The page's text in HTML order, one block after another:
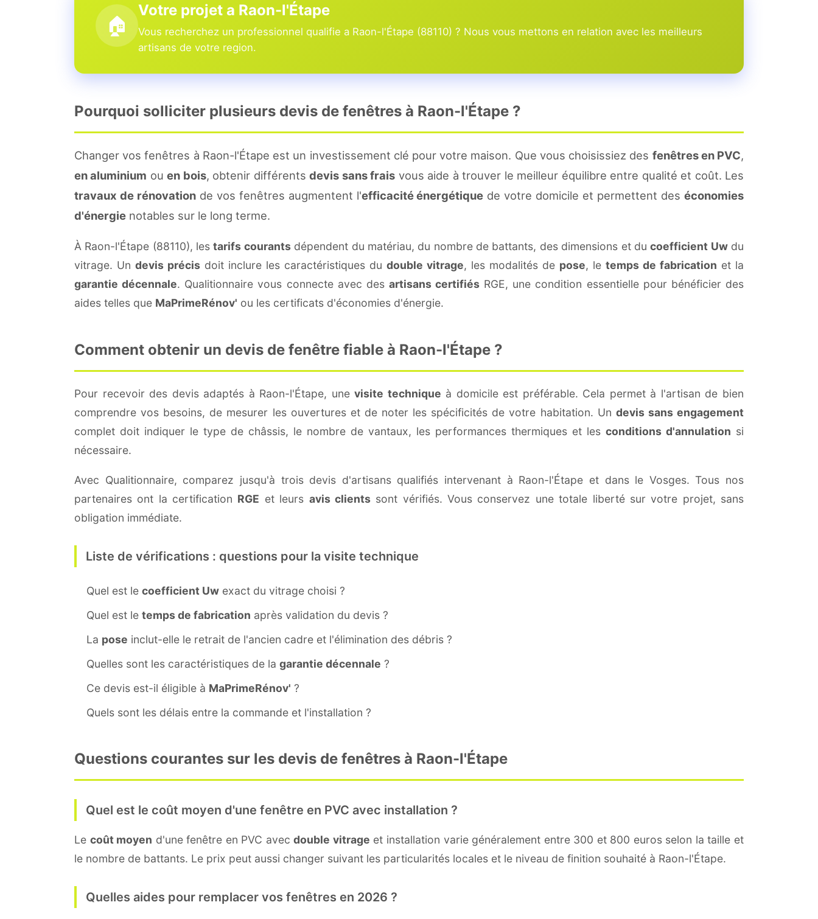
🏠
Votre projet a Raon-l'Étape
Vous recherchez un professionnel qualifie a Raon-l'Étape (88110) ? Nous vous mettons en relation avec les meilleurs
artisans de votre region.
Pourquoi solliciter plusieurs devis de fenêtres à Raon-l'Étape ?
Changer vos fenêtres à Raon-l'Étape est un investissement clé pour votre maison. Que vous choisissiez des fenêtres en PVC,
en aluminium ouen bois, obtenir différentsdevis sans frais vous aide à trouver le meilleur équilibre entre qualité et coût. Les
travaux de rénovationde vos fenêtres augmentent l'efficacité énergétique de votre domicile et permettent deséconomies
d'énergie notables sur le long terme.
À Raon-l'Étape (88110), lestarifs courantsdépendent du matériau, du nombre de battants, des dimensions et ducoefficient Uwdu
vitrage. Un devis précis doit inclure les caractéristiques du double vitrage, les modalités de pose, le temps de fabrication et la
garantie décennale. Qualitionnaire vous connecte avec des artisans certifiés RGE, une condition essentielle pour bénéficier des
aides telles que MaPrimeRénov' ou les certificats d'économies d'énergie.
Comment obtenir un devis de fenêtre fiable à Raon-l'Étape ?
Pour recevoir des devis adaptés à Raon-l'Étape, unevisite technique à domicile est préférable. Cela permet à l'artisan de bien
comprendre vos besoins, de mesurer les ouvertures et de noter les spécificités de votre habitation. Un devis sans engagement
complet doit indiquer le type de châssis, le nombre de vantaux, les performances thermiques et les conditions d'annulation si
nécessaire.
Avec Qualitionnaire, comparez jusqu'à trois devis d'artisans qualifiés intervenant à Raon-l'Étape et dans le Vosges. Tous nos
partenaires ont la certification RGE et leurs avis clientssont vérifiés. Vous conservez une totale liberté sur votre projet, sans
obligation immédiate.
Liste de vérifications : questions pour la visite technique
Quel est le coefficient Uw exact du vitrage choisi ?
Quel est le temps de fabrication après validation du devis ?
La pose inclut-elle le retrait de l'ancien cadre et l'élimination des débris ?
Quelles sont les caractéristiques de la garantie décennale ?
Ce devis est-il éligible à MaPrimeRénov' ?
Quels sont les délais entre la commande et l'installation ?
Questions courantes sur les devis de fenêtres à Raon-l'Étape
Quel est le coût moyen d'une fenêtre en PVC avec installation ?
Le coût moyen d'une fenêtre en PVC avecdouble vitrage et installation varie généralement entre 300 et 800 euros selon la taille et
le nombre de battants. Le prix peut aussi changer suivant les particularités locales et le niveau de finition souhaité à Raon-l'Étape.
Quelles aides pour remplacer vos fenêtres en 2026 ?